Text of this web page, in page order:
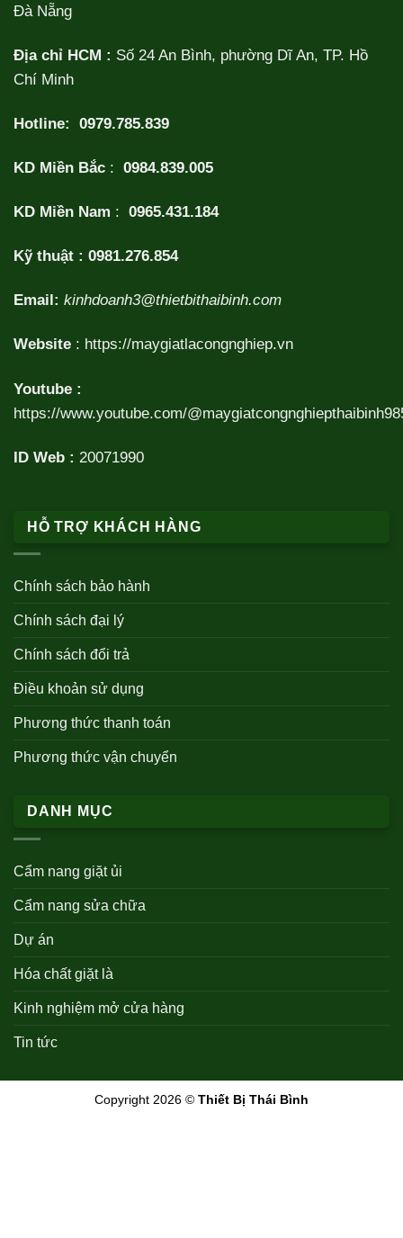
Đà Nẵng
Địa chỉ HCM : Số 24 An Bình, phường Dĩ An, TP. Hồ
Chí Minh
Hotline: 0979.785.839
KD Miền Bắc : 0984.839.005
KD Miền Nam : 0965.431.184
Kỹ thuật : 0981.276.854
Email: kinhdoanh3@thietbithaibinh.com
Website : https://maygiatlacongnghiep.vn
Youtube :
https://www.youtube.com/
ID Web : 20071990
HỖ TRỢ KHÁCH HÀNG
Chính sách bảo hành
Chính sách đại lý
Chính sách đổi trả
Điều khoản sử dụng
Phương thức thanh toán
Phương thức vận chuyển
DANH MỤC
Cẩm nang giặt ủi
Cẩm nang sửa chữa
Dự án
Hóa chất giặt là
Kinh nghiệm mở cửa hàng
Tin tức
Copyright 2026 © Thiết Bị Thái Bình